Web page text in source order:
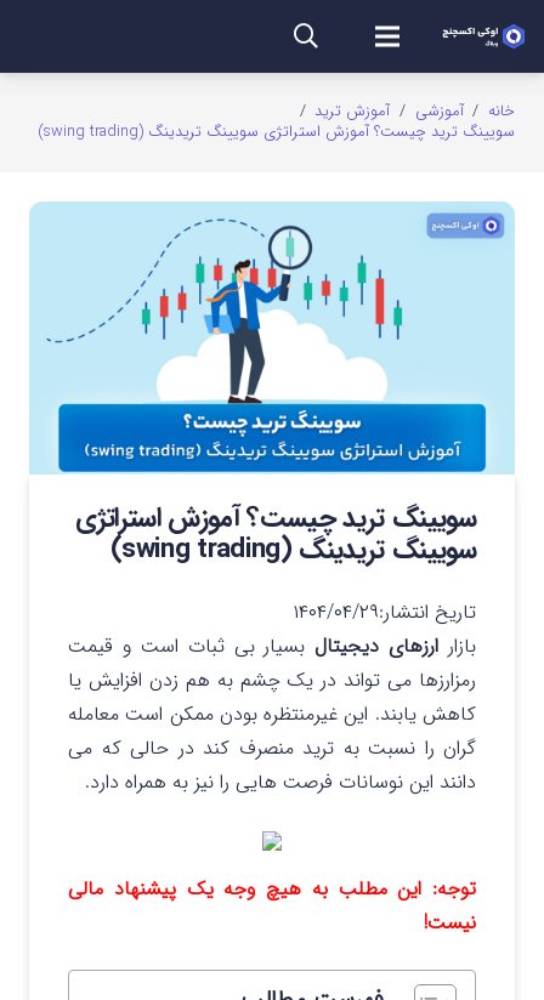
خانه / آموزشی / آموزش ترید /
سویینگ ترید چیست؟ آموزش استراتژی سویینگ تریدینگ (swing trading)
سویینگ ترید چیست؟ آموزش استراتژی
سویینگ تریدینگ (swing trading)
تاریخ انتشار:۱۴۰۴/۰۴/۲۹
بازار ارزهای دیجیتالبسیار بی ثبات است و قیمت
رمزارزها می تواند در یک چشم به هم زدن افزایش یا
کاهش یابند. این غیرمنتظره بودن ممکن است معامله
گران را نسبت به ترید منصرف کند در حالی که می
دانند این نوسانات فرصت هایی را نیز به همراه دارد.
توجه: این مطلب به هیچ وجه یک پیشنهاد مالی
نیست!